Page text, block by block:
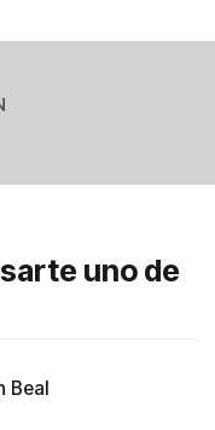
uno de
Beal